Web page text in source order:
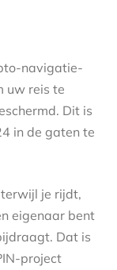
navigatie-
uw reis te
Dit is
in de gaten te
je rijdt,
eigenaar bent
Dat is
project